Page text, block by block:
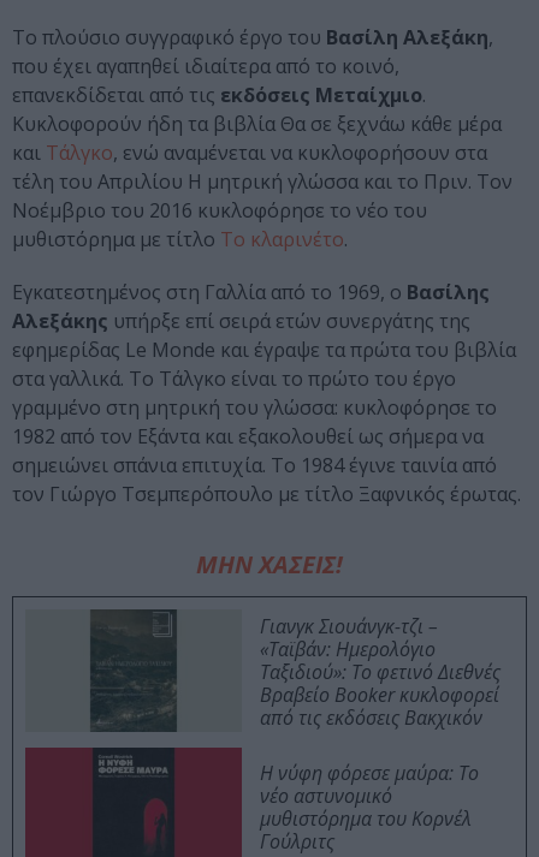
Το πλούσιο συγγραφικό έργο του Βασίλη Αλεξάκη,
που έχει αγαπηθεί ιδιαίτερα από το κοινό,
επανεκδίδεται από τις εκδόσεις Μεταίχμιο.
Κυκλοφορούν ήδη τα βιβλία Θα σε ξεχνάω κάθε μέρα
και Τάλγκο, ενώ αναμένεται να κυκλοφορήσουν στα
τέλη του Απριλίου Η μητρική γλώσσα και το Πριν. Τον
Νοέμβριο του 2016 κυκλοφόρησε το νέο του
μυθιστόρημα με τίτλο Το κλαρινέτο.
Εγκατεστημένος στη Γαλλία από το 1969, ο Βασίλης
Αλεξάκης υπήρξε επί σειρά ετών συνεργάτης της
εφημερίδας Le Monde και έγραψε τα πρώτα του βιβλία
στα γαλλικά. Το Τάλγκο είναι το πρώτο του έργο
γραμμένο στη μητρική του γλώσσα: κυκλοφόρησε το
1982 από τον Εξάντα και εξακολουθεί ως σήμερα να
σημειώνει σπάνια επιτυχία. Το 1984 έγινε ταινία από
τον Γιώργο Τσεμπερόπουλο με τίτλο Ξαφνικός έρωτας.
ΜΗΝ ΧΑΣΕΙΣ!
Γιανγκ Σιουάνγκ-τζι –
«Ταϊβάν: Ημερολόγιο
Ταξιδιού»: Το φετινό Διεθνές
Βραβείο Booker κυκλοφορεί
από τις εκδόσεις Βακχικόν
Η νύφη φόρεσε μαύρα: Το
νέο αστυνομικό
μυθιστόρημα του Κορνέλ
Γούλριτς